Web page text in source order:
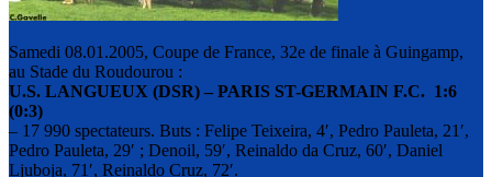
Samedi 08.01.2005, Coupe de France, 32e de finale à Guingamp,
au Stade du Roudourou :
U.S. LANGUEUX (DSR) – PARIS ST-GERMAIN F.C. 1:6
(0:3)
– 17 990 spectateurs. Buts : Felipe Teixeira, 4′, Pedro Pauleta, 21′,
Pedro Pauleta, 29′ ; Denoil, 59′, Reinaldo da Cruz, 60′, Daniel
Ljuboja, 71′, Reinaldo Cruz, 72′.